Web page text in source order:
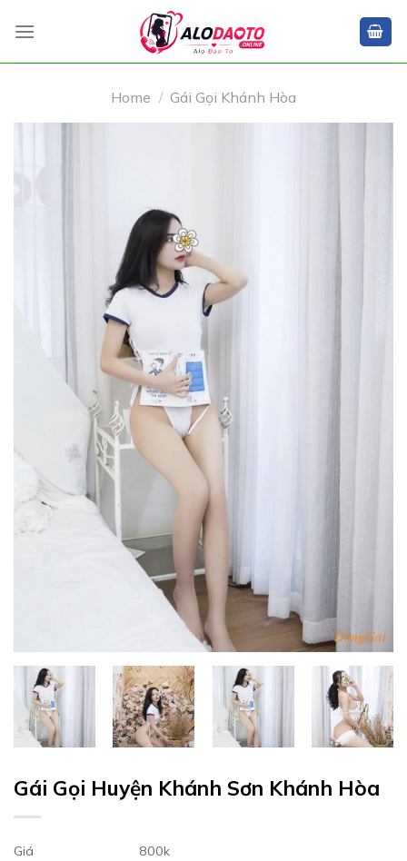
Home / Gái Gọi Khánh Hòa
Gái Gọi Huyện Khánh Sơn Khánh Hòa
Giá
800k